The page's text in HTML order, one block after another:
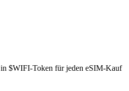
in $WIFI-Token für jeden eSIM-Kauf